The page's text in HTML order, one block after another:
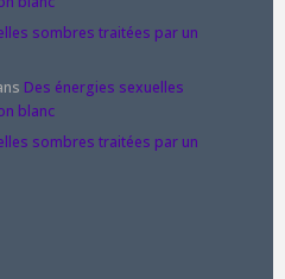
sombres traitées par un
Des énergies sexuelles
blanc
sombres traitées par un